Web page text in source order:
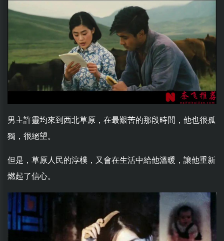
男主許靈均來到西北草原，在最艱苦的那段時間，他也很孤
獨，很絕望。
但是，草原人民的淳樸，又會在生活中給他溫暖，讓他重新
燃起了信心。